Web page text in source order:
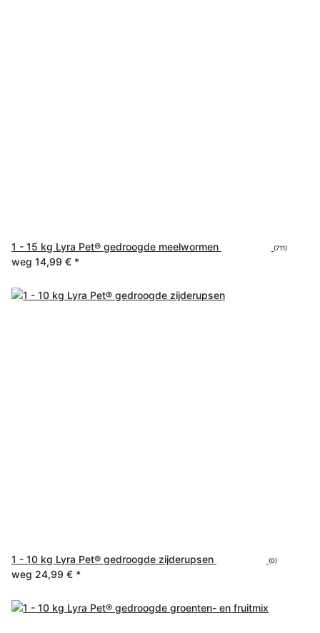
1 - 15 kg Lyra Pet® gedroogde meelwormen (711)
weg 14,99 € *
1 - 10 kg Lyra Pet® gedroogde zijderupsen (0)
weg 24,99 € *